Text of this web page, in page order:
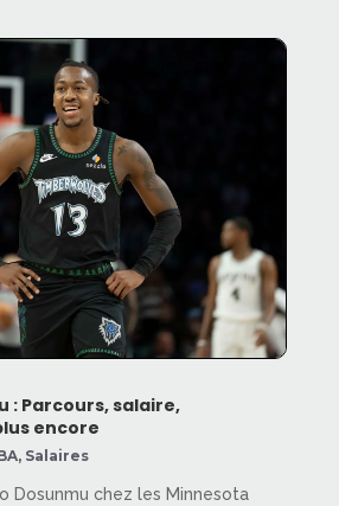
: Parcours, salaire,
encore
, Salaires
Dosunmu chez les Minnesota